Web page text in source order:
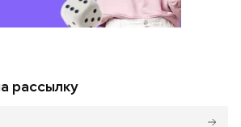
рассылку